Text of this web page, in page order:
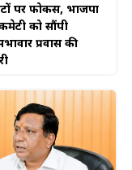
पर फोकस, भाजपा
को सौंपी
प्रवास की